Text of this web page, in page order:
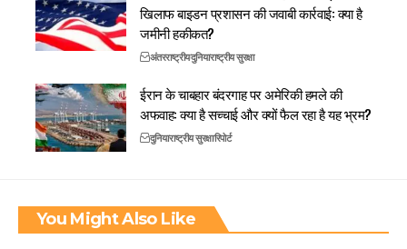
खिलाफ बाइडन प्रशासन की जवाबी कार्रवाई: क्या है
जमीनी हकीकत?
अंतरराष्ट्रीयदुनियाराष्ट्रीय सुरक्षा
ईरान के चाबहार बंदरगाह पर अमेरिकी हमले की
अफवाह: क्या है सच्चाई और क्यों फैल रहा है यह भ्रम?
दुनियाराष्ट्रीय सुरक्षारिपोर्ट
You Might Also Like